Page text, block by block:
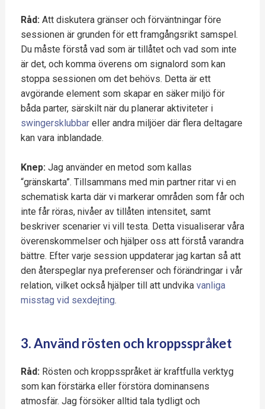
Råd: Att diskutera gränser och förväntningar före
sessionen är grunden för ett framgångsrikt samspel.
Du måste förstå vad som är tillåtet och vad som inte
är det, och komma överens om signalord som kan
stoppa sessionen om det behövs. Detta är ett
avgörande element som skapar en säker miljö för
båda parter, särskilt när du planerar aktiviteter i
swingersklubbareller andra miljöer där flera deltagare
kan vara inblandade.
Knep:Jag använder en metod som kallas
“gränskarta”. Tillsammans med min partner ritar vi en
schematisk karta där vi markerar områden som får och
inte får röras, nivåer av tillåten intensitet, samt
beskriver scenarier vi vill testa. Detta visualiserar våra
överenskommelser och hjälper oss att förstå varandra
bättre. Efter varje session uppdaterar jag kartan så att
den återspeglar nya preferenser och förändringar i vår
relation, vilket också hjälper till att undvika vanliga
misstag vid sexdejting.
3. Använd rösten och kroppsspråket
Råd: Rösten och kroppsspråket är kraftfulla verktyg
som kan förstärka eller förstöra dominansens
atmosfär. Jag försöker alltid tala tydligt och